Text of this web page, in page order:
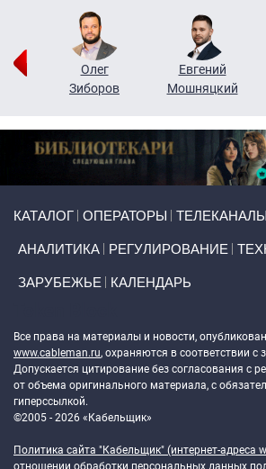
Олег
Зиборов
Евгений
Мошняцкий
КАТАЛОГ ОПЕРАТОРЫ ТЕЛЕКАНАЛЫ
АНАЛИТИКА РЕГУЛИРОВАНИЕ
ЗАРУБЕЖЬЕ КАЛЕНДАРЬ
Все права на материалы и новости,
www.cableman.ru, охраняются в соответствии с
Допускается цитирование без согласования с
от объема оригинального материала, с
гиперссылкой.
©2005 - 2026 «Кабельщик»
Политика сайта "Кабельщик" (интернет-адреса
отношении обработки персональных данных